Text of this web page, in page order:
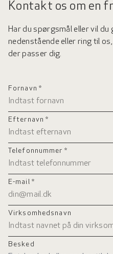
Kontakt os om en
Har du spørgsmål eller vil du
nedenstående eller ring til
der passer dig.
Fornavn *
Efternavn *
Telefonnummer *
E-mail *
Virksomhedsnavn
Besked